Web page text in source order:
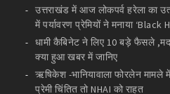
उत्तराखंड में आज लोकपर्व हरेला का
में पर्यावरण प्रेमियों ने मनाया ‘Black
धामी कैबिनेट ने लिए 10 बड़े फैसले
क्या हुआ खबर में जानिए
ऋषिकेश -भानियावाला फोरलेन मामले
प्रेमी चिंतित तो NHAI को राहत